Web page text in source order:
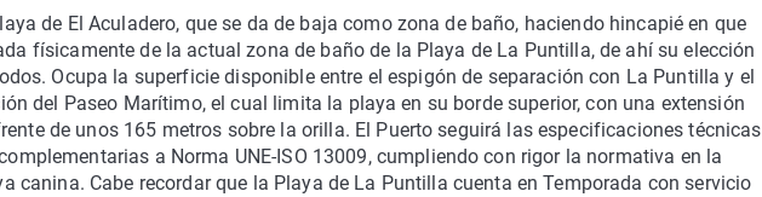
de El Aculadero, que se da de baja como zona de baño, haciendo hincapié en que
físicamente de la actual zona de baño de la Playa de La Puntilla, de ahí su elección
Ocupa la superficie disponible entre el espigón de separación con La Puntilla y el
del Paseo Marítimo, el cual limita la playa en su borde superior, con una extensión
de unos 165 metros sobre la orilla. El Puerto seguirá las especificaciones técnicas
a Norma UNE-ISO 13009, cumpliendo con rigor la normativa en la
canina. Cabe recordar que la Playa de La Puntilla cuenta en Temporada con servicio